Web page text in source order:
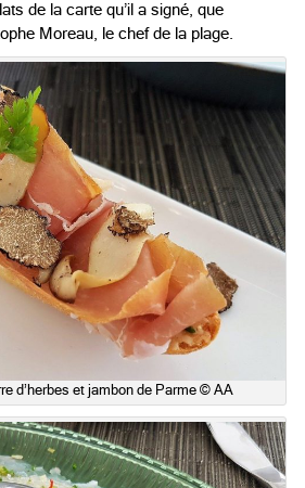
de la carte qu’il a signé, que
Moreau, le chef de la plage.
d’herbes et jambon de Parme © AA